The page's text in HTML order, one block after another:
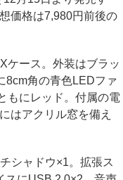
価格は7,980円前後の
ケース。外装はブラッ
8cm角の青色LEDファ
もにレッド。付属の電
はアクリル窓を備え
シャドウ×1。拡張ス